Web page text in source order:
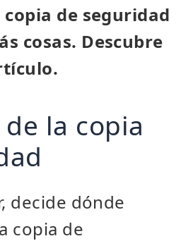
de seguridad
cosas. Descubre
la copia
decide dónde
copia de